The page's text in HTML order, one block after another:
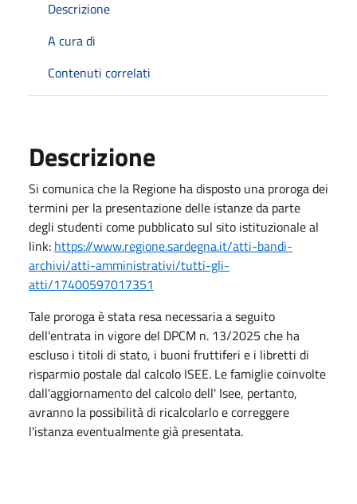
Descrizione
A cura di
Contenuti correlati
Descrizione
Si comunica che la Regione ha disposto una proroga dei
termini per la presentazione delle istanze da parte
degli studenti come pubblicato sul sito istituzionale al
link: https://www.regione.sardegna.it/atti-bandi-
archivi/atti-amministrativi/tutti-gli-
atti/17400597017351
Tale proroga è stata resa necessaria a seguito
dell'entrata in vigore del DPCM n. 13/2025 che ha
escluso i titoli di stato, i buoni fruttiferi e i libretti di
risparmio postale dal calcolo ISEE. Le famiglie coinvolte
dall'aggiornamento del calcolo dell' Isee, pertanto,
avranno la possibilità di ricalcolarlo e correggere
l'istanza eventualmente già presentata.